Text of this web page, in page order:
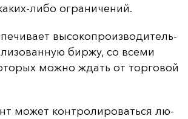
ли­бо ог­ра­ни­че­ний.
вы­со­коп­ро­из­во­ди­тель­
бир­жу, со все­ми
мож­но ждать от тор­го­вой
мо­жет кон­тро­ли­ро­вать­ся лю­